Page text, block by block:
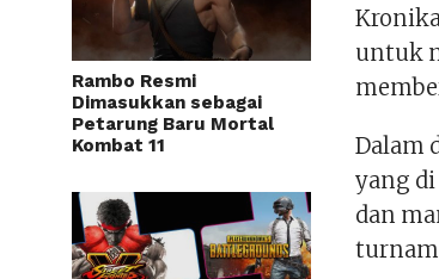
Rambo Resmi
Dimasukkan sebagai
Petarung Baru Mortal
Kombat 11
untuk
Dalam
yang di
dan